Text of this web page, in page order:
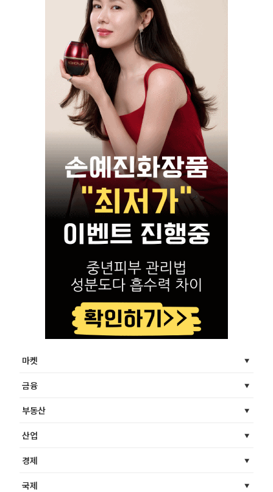
마켓
금융
부동산
산업
경제
국제